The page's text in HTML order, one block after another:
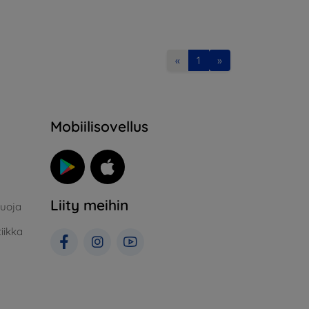
« 1 »
Mobiilisovellus
Liity meihin